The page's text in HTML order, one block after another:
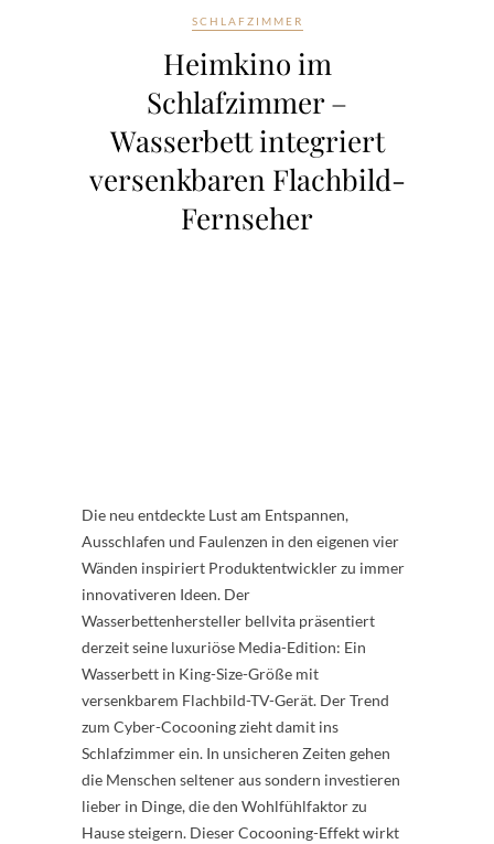
SCHLAFZIMMER
Heimkino im
Schlafzimmer –
Wasserbett integriert
versenkbaren Flachbild-
Fernseher
Die neu entdeckte Lust am Entspannen,
Ausschlafen und Faulenzen in den eigenen vier
Wänden inspiriert Produktentwickler zu immer
innovativeren Ideen. Der
Wasserbettenhersteller bellvita präsentiert
derzeit seine luxuriöse Media-Edition: Ein
Wasserbett in King-Size-Größe mit
versenkbarem Flachbild-TV-Gerät. Der Trend
zum Cyber-Cocooning zieht damit ins
Schlafzimmer ein. In unsicheren Zeiten gehen
die Menschen seltener aus sondern investieren
lieber in Dinge, die den Wohlfühlfaktor zu
Hause steigern. Dieser Cocooning-Effekt wirkt